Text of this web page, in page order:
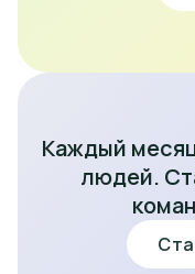
Каждый
людей.